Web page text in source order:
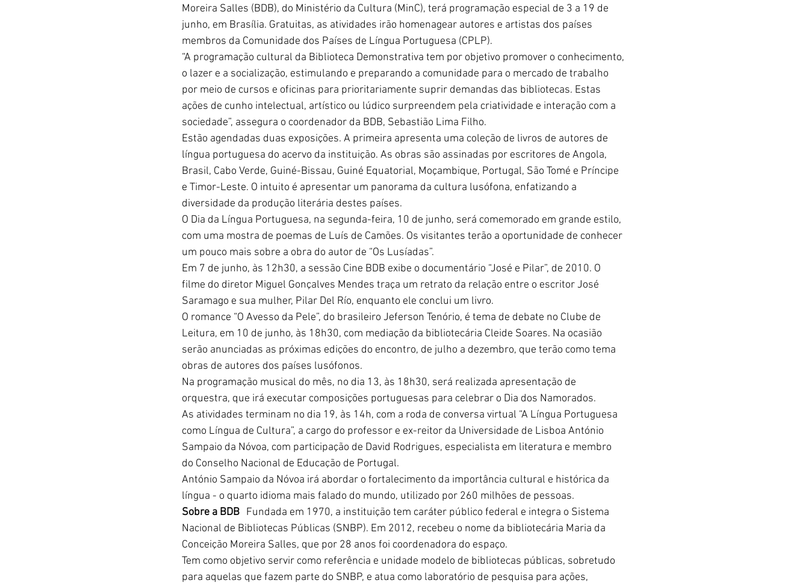
Moreira Salles (BDB), do Ministério da Cultura (MinC), terá programação especial de 3 a 19 de
junho, em Brasília. Gratuitas, as atividades irão homenagear autores e artistas dos países
membros da Comunidade dos Países de Língua Portuguesa (CPLP).
“A programação cultural da Biblioteca Demonstrativa tem por objetivo promover o conhecimento,
o lazer e a socialização, estimulando e preparando a comunidade para o mercado de trabalho
por meio de cursos e oficinas para prioritariamente suprir demandas das bibliotecas. Estas
ações de cunho intelectual, artístico ou lúdico surpreendem pela criatividade e interação com a
sociedade”, assegura o coordenador da BDB, Sebastião Lima Filho.
Estão agendadas duas exposições. A primeira apresenta uma coleção de livros de autores de
língua portuguesa do acervo da instituição. As obras são assinadas por escritores de Angola,
Brasil, Cabo Verde, Guiné-Bissau, Guiné Equatorial, Moçambique, Portugal, São Tomé e Príncipe
e Timor-Leste. O intuito é apresentar um panorama da cultura lusófona, enfatizando a
diversidade da produção literária destes países.
O Dia da Língua Portuguesa, na segunda-feira, 10 de junho, será comemorado em grande estilo,
com uma mostra de poemas de Luís de Camões. Os visitantes terão a oportunidade de conhecer
um pouco mais sobre a obra do autor de “Os Lusíadas”.
Em 7 de junho, às 12h30, a sessão Cine BDB exibe o documentário “José e Pilar”, de 2010. O
filme do diretor Miguel Gonçalves Mendes traça um retrato da relação entre o escritor José
Saramago e sua mulher, Pilar Del Río, enquanto ele conclui um livro.
O romance “O Avesso da Pele”, do brasileiro Jeferson Tenório, é tema de debate no Clube de
Leitura, em 10 de junho, às 18h30, com mediação da bibliotecária Cleide Soares. Na ocasião
serão anunciadas as próximas edições do encontro, de julho a dezembro, que terão como tema
obras de autores dos países lusófonos.
Na programação musical do mês, no dia 13, às 18h30, será realizada apresentação de
orquestra, que irá executar composições portuguesas para celebrar o Dia dos Namorados.
As atividades terminam no dia 19, às 14h, com a roda de conversa virtual “A Língua Portuguesa
como Língua de Cultura”, a cargo do professor e ex-reitor da Universidade de Lisboa António
Sampaio da Nóvoa, com participação de David Rodrigues, especialista em literatura e membro
do Conselho Nacional de Educação de Portugal.
António Sampaio da Nóvoa irá abordar o fortalecimento da importância cultural e histórica da
língua - o quarto idioma mais falado do mundo, utilizado por 260 milhões de pessoas.
Sobre a BDB Fundada em 1970, a instituição tem caráter público federal e integra o Sistema
Nacional de Bibliotecas Públicas (SNBP). Em 2012, recebeu o nome da bibliotecária Maria da
Conceição Moreira Salles, que por 28 anos foi coordenadora do espaço.
Tem como objetivo servir como referência e unidade modelo de bibliotecas públicas, sobretudo
para aquelas que fazem parte do SNBP, e atua como laboratório de pesquisa para ações,